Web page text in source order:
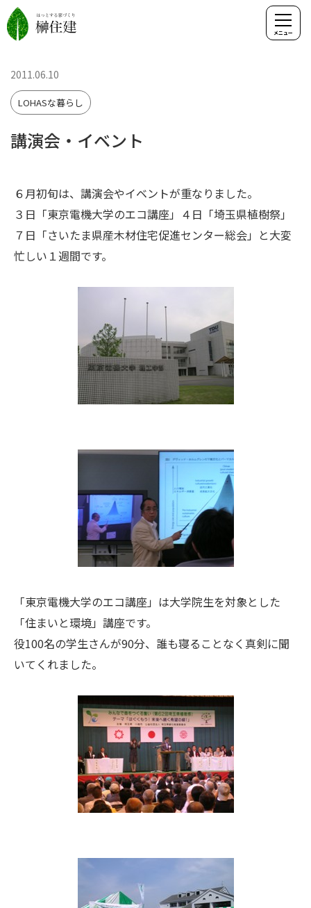
講演会・イベント
2011.06.10
LOHASな暮らし
６月初旬は、講演会やイベントが重なりました。
３日「東京電機大学のエコ講座」４日「埼玉県植樹祭」
７日「さいたま県産木材住宅促進センター総会」と大変
忙しい１週間です。
「東京電機大学のエコ講座」は大学院生を対象とした
「住まいと環境」講座です。
役100名の学生さんが90分、誰も寝ることなく真剣に聞
いてくれました。